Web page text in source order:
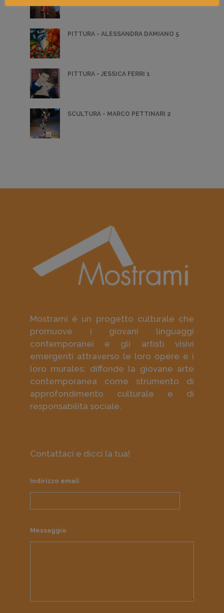
PITTURA - ALESSANDRA DAMIANO 5
PITTURA - JESSICA FERRI 1
SCULTURA - MARCO PETTINARI 2
Mostrami è un progetto culturale che
promuove i giovani linguaggi
contemporanei e gli artisti visivi
emergenti attraverso le loro opere e i
loro murales; diffonde la giovane arte
contemporanea come strumento di
approfondimento culturale e di
responsabilità sociale.
Contattaci e dicci la tua!
Indirizzo email
Messaggio